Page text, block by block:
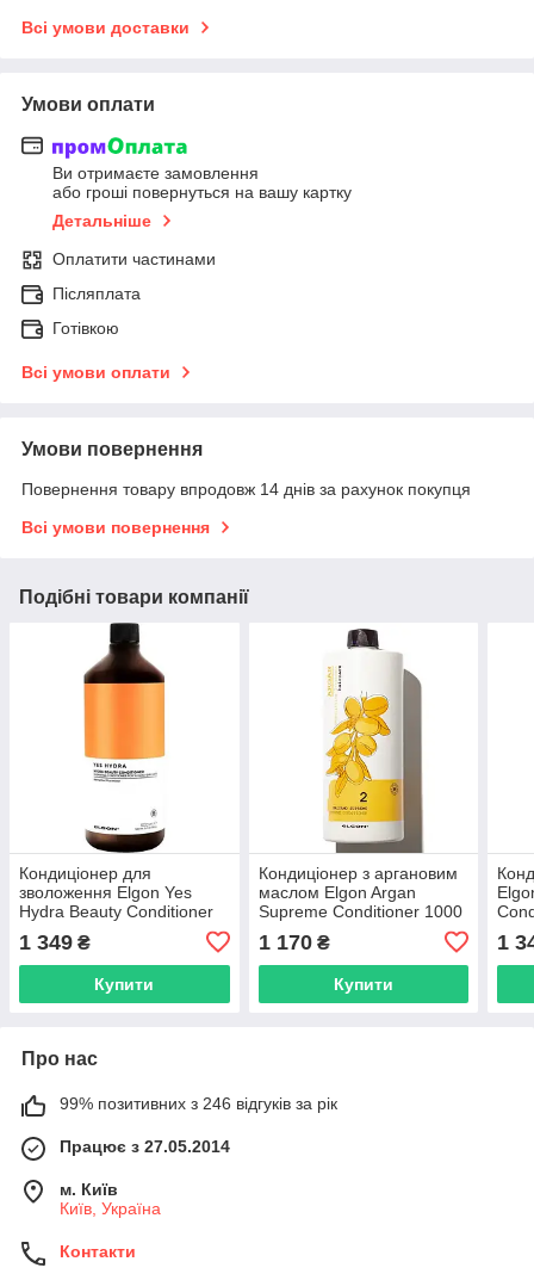
Всі умови доставки
Умови оплати
Ви отримаєте замовлення
або гроші повернуться на вашу картку
Детальніше
Оплатити частинами
Післяплата
Готівкою
Всі умови оплати
Умови повернення
Повернення товару впродовж 14 днів за рахунок покупця
Всі умови повернення
Подібні товари компанії
Кондиціонер для
зволоження Elgon Yes
Hydra Beauty Conditioner
1 349 ₴
Купити
Кондиціонер з аргановим
маслом Elgon Argan
Supreme Conditioner 1000
1 170₴
Купити
1
Про нас
99% позитивних з 246 відгуків за рік
Працює з 27.05.2014
м. Київ
Київ, Україна
Контакти